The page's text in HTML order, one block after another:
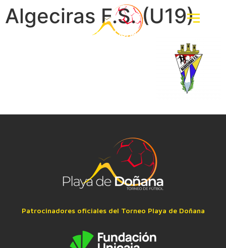
Algeciras F.S. (U19)
Patrocinadores oficiales del Torneo Playa de Doñana